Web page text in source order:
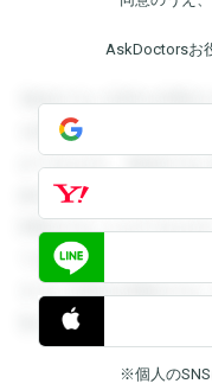
AskDoctorsお
登録すると回答を閲覧
を閲覧することができ
ができます。登録する
録すると回答を閲覧す
閲覧することができま
できます。登録すると
すると回答を閲覧する
覧することができます。
※個人の